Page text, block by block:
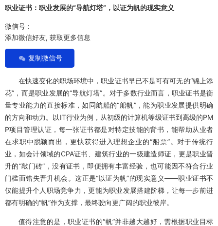
职业证书：职业发展的“导航灯塔”，以证为帆的现实意义
微信号：
添加微信好友, 获取更多信息
复制微信号
在快速变化的职场环境中，职业证书早已不是可有可无的“锦上添
花”，而是职业发展的“导航灯塔”。对于多数行业而言，职业证书是衡
量专业能力的直接标准，如同航船的“船帆”，能为职业发展提供明确
的方向和动力。以IT行业为例，从初级的计算机等级证书到高级的PM
P项目管理认证，每一张证书都是对特定技能的背书，能帮助从业者
在求职中脱颖而出，更快获得进入理想企业的“船票”。对于传统行
业，如会计领域的CPA证书、建筑行业的一级建造师证，更是职业晋
升的“敲门砖”，没有证书，即便拥有丰富经验，也可能因不符合行业
门槛而错失晋升机会。这正是“以证为帆”的现实意义——职业证书不
仅能提升个人职场竞争力，更能为职业发展搭建阶梯，让每一步前进
都有明确的“帆”作为支撑，最终驶向更广阔的职业彼岸。
值得注意的是，职业证书的“帆”并非越大越好，需根据职业目标